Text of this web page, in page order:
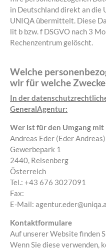
in Deutschland direkt an die
UNIQA übermittelt. Diese
lit b bzw. f DSGVO nach 3
Rechenzentrum gelöscht.
Welche
wir für welche
In der
GeneralAgentur:
Wer ist für den Umgang
Andreas Eder (Eder Andreas)
Gewerbepark 1
2440, Reisenberg
Österreich
Tel.: +43 676 3027091
Fax:
E-Mail:
Kontaktformulare
Auf unserer Website finden
Wenn Sie diese verwenden,